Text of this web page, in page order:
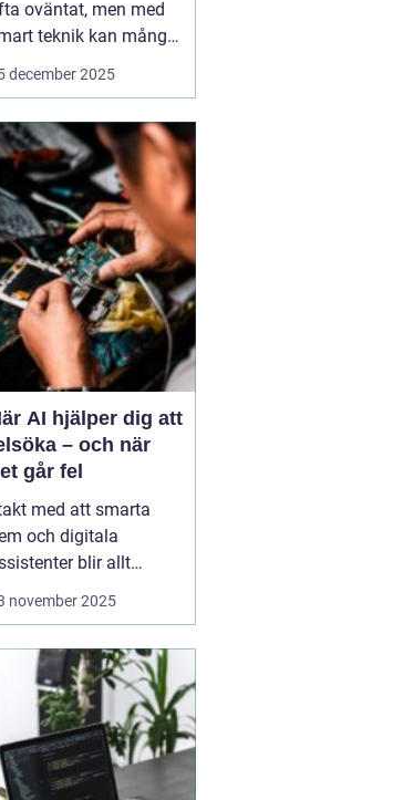
oväntat, men med
teknik kan många
dem förebyggas
gör det möjligt
hemmet att övervaka
reagera p...
december 2025
AI hjälper dig att
– och när
går fel
med att smarta
och digitala
blir allt
har artificiell
vardag. Vi
AI om allt från
Wi-Fi:et plötsligt
till hur vi &a...
november 2025